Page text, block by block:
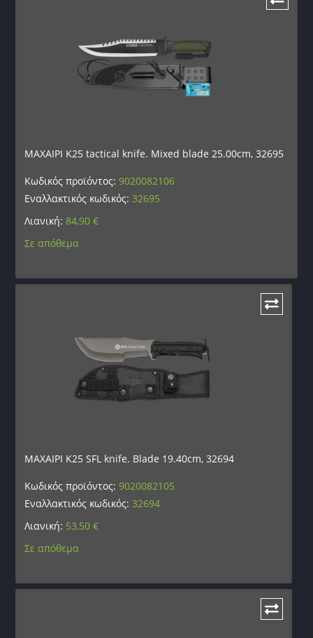
ΜΑΧΑΙΡΙ K25 tactical knife. Mixed blade 25.00cm, 32695
Κωδικός προϊόντος:9020082106
Εναλλακτικός κωδικός: 32695
Λιανική:84,90€
Σε απόθεμα
ΜΑΧΑΙΡΙ K25 SFL knife. Blade 19.40cm, 32694
Κωδικός προϊόντος:9020082105
Εναλλακτικός κωδικός: 32694
Λιανική: 53,50€
Σε απόθεμα